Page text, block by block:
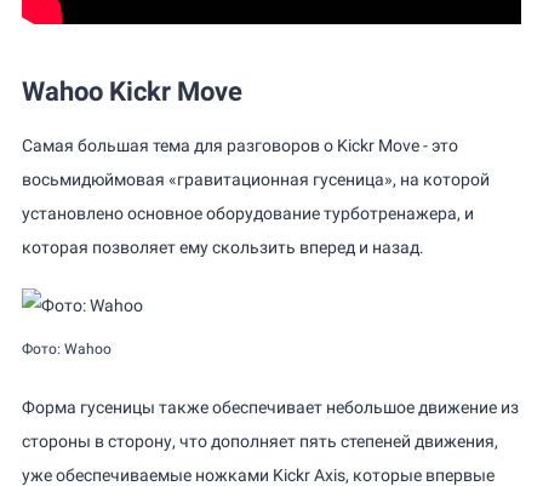
Wahoo Kickr Move
Самая большая тема для разговоров о Kickr Move - это
восьмидюймовая «гравитационная гусеница», на которой
установлено основное оборудование турботренажера, и
которая позволяет ему скользить вперед и назад.
Фото: Wahoo
Форма гусеницы также обеспечивает небольшое движение из
стороны в сторону, что дополняет пять степеней движения,
уже обеспечиваемые ножками Kickr Axis, которые впервые